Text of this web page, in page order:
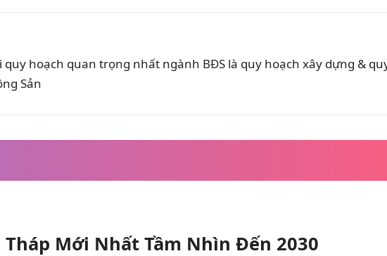
hoạch quan trọng nhất ngành BĐS là quy hoạch xây dựng &
Sản
Mới Nhất Tầm Nhìn Đến 2030